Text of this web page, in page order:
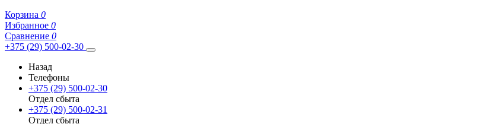
Корзина 0
Избранное 0
Сравнение 0
+375 (29) 500-02-30
Назад
Телефоны
+375 (29) 500-02-30
Отдел сбыта
+375 (29) 500-02-31
Отдел сбыта